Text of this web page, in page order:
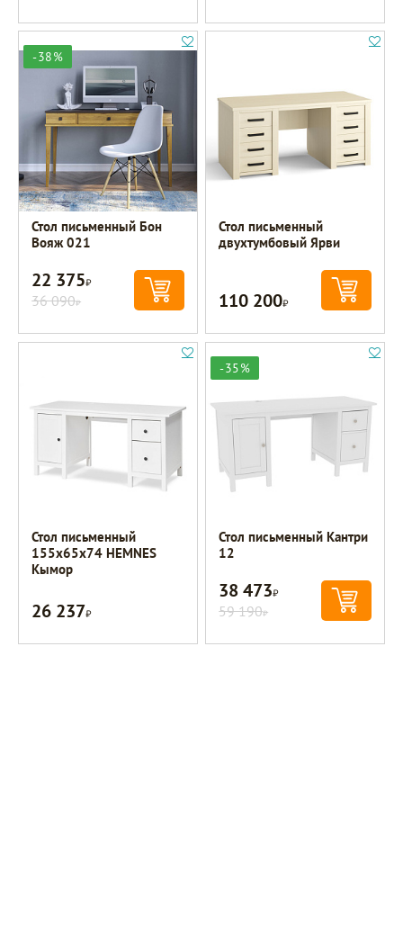
-38%
Стол письменный Бон
Вояж 021
22 375Р
36 090Р
Стол письменный
двухтумбовый Ярви
110 200Р
Стол письменный
155х65х74 HEMNES
Кымор
26 237Р
-35%
Стол письменный Кантри
12
38 473Р
59 190Р